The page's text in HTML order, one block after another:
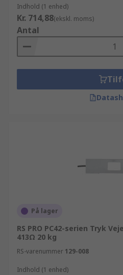
Indhold (1 enhed)
Kr. 714,88(ekskl. moms)
Antal
På lager
RS PRO PC42-serien Tryk
413Ω 20 kg
RS-varenummer 129-008
Indhold (1 enhed)